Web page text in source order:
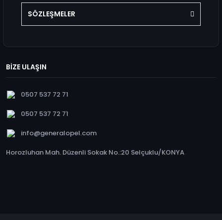
SÖZLEŞMELER
BİZE ULAŞIN
0507 537 72 71
0507 537 72 71
info@generalopel.com
Horozluhan Mah. Düzenli Sokak No.:20 Selçuklu/KONYA